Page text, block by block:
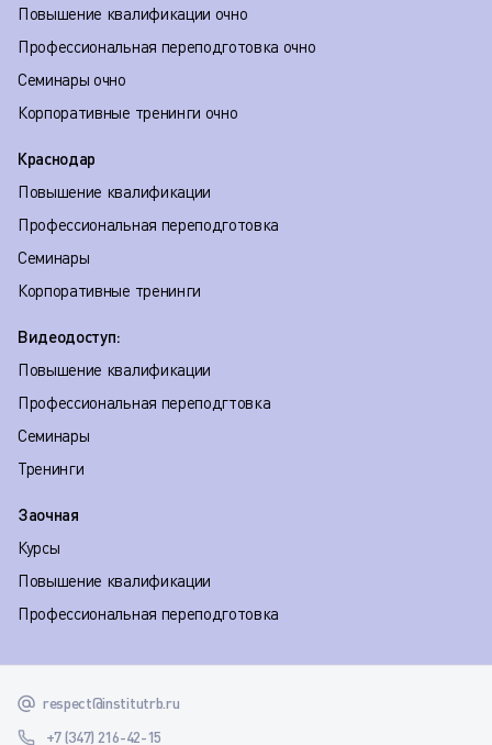
Повышение квалификации очно
Профессиональная переподготовка очно
Семинары очно
Корпоративные тренинги очно
Краснодар
Повышение квалификации
Профессиональная переподготовка
Семинары
Корпоративные тренинги
Видеодоступ:
Повышение квалификации
Профессиональная переподгтовка
Семинары
Тренинги
Заочная
Курсы
Повышение квалификации
Профессиональная переподготовка
respect@institutrb.ru
+7 (347) 216-42-15